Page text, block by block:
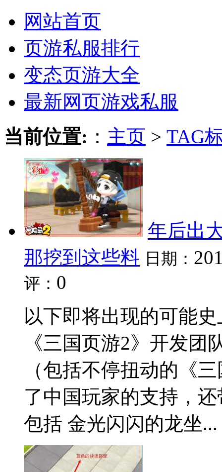
网站首页
页游私服排行
变态页游大全
最新网页游戏私服
当前位置: ： 主页 > TAG
年后出
那挖到这些料 日期：
评： 0
以下即将出现的可能
《三国页游2》开发团
（包括不停扭动的《
了中国玩家的支持，
包括 金光闪闪的龙坐...